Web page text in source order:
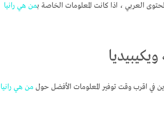
العربي ، اذا كانت المعلومات الخاصة بمن هي رانيا
اقرب وقت توفير المعلومات الأفضل حول من هي رانيا